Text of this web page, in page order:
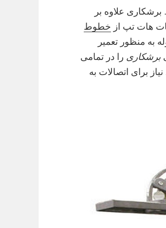
علاوه بر
هات تپ از خطوط
به منظور تعمیر
برشکاری را در تمامی
برای اتصالات به